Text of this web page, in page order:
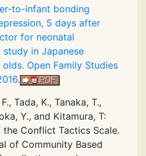
to-infant bonding
5 days after
for neonatal
in Japanese
Open Family Studies
Tada, K., Tanaka, T.,
Y., and Kitamura, T:
Conflict Tactics Scale.
of Community Based